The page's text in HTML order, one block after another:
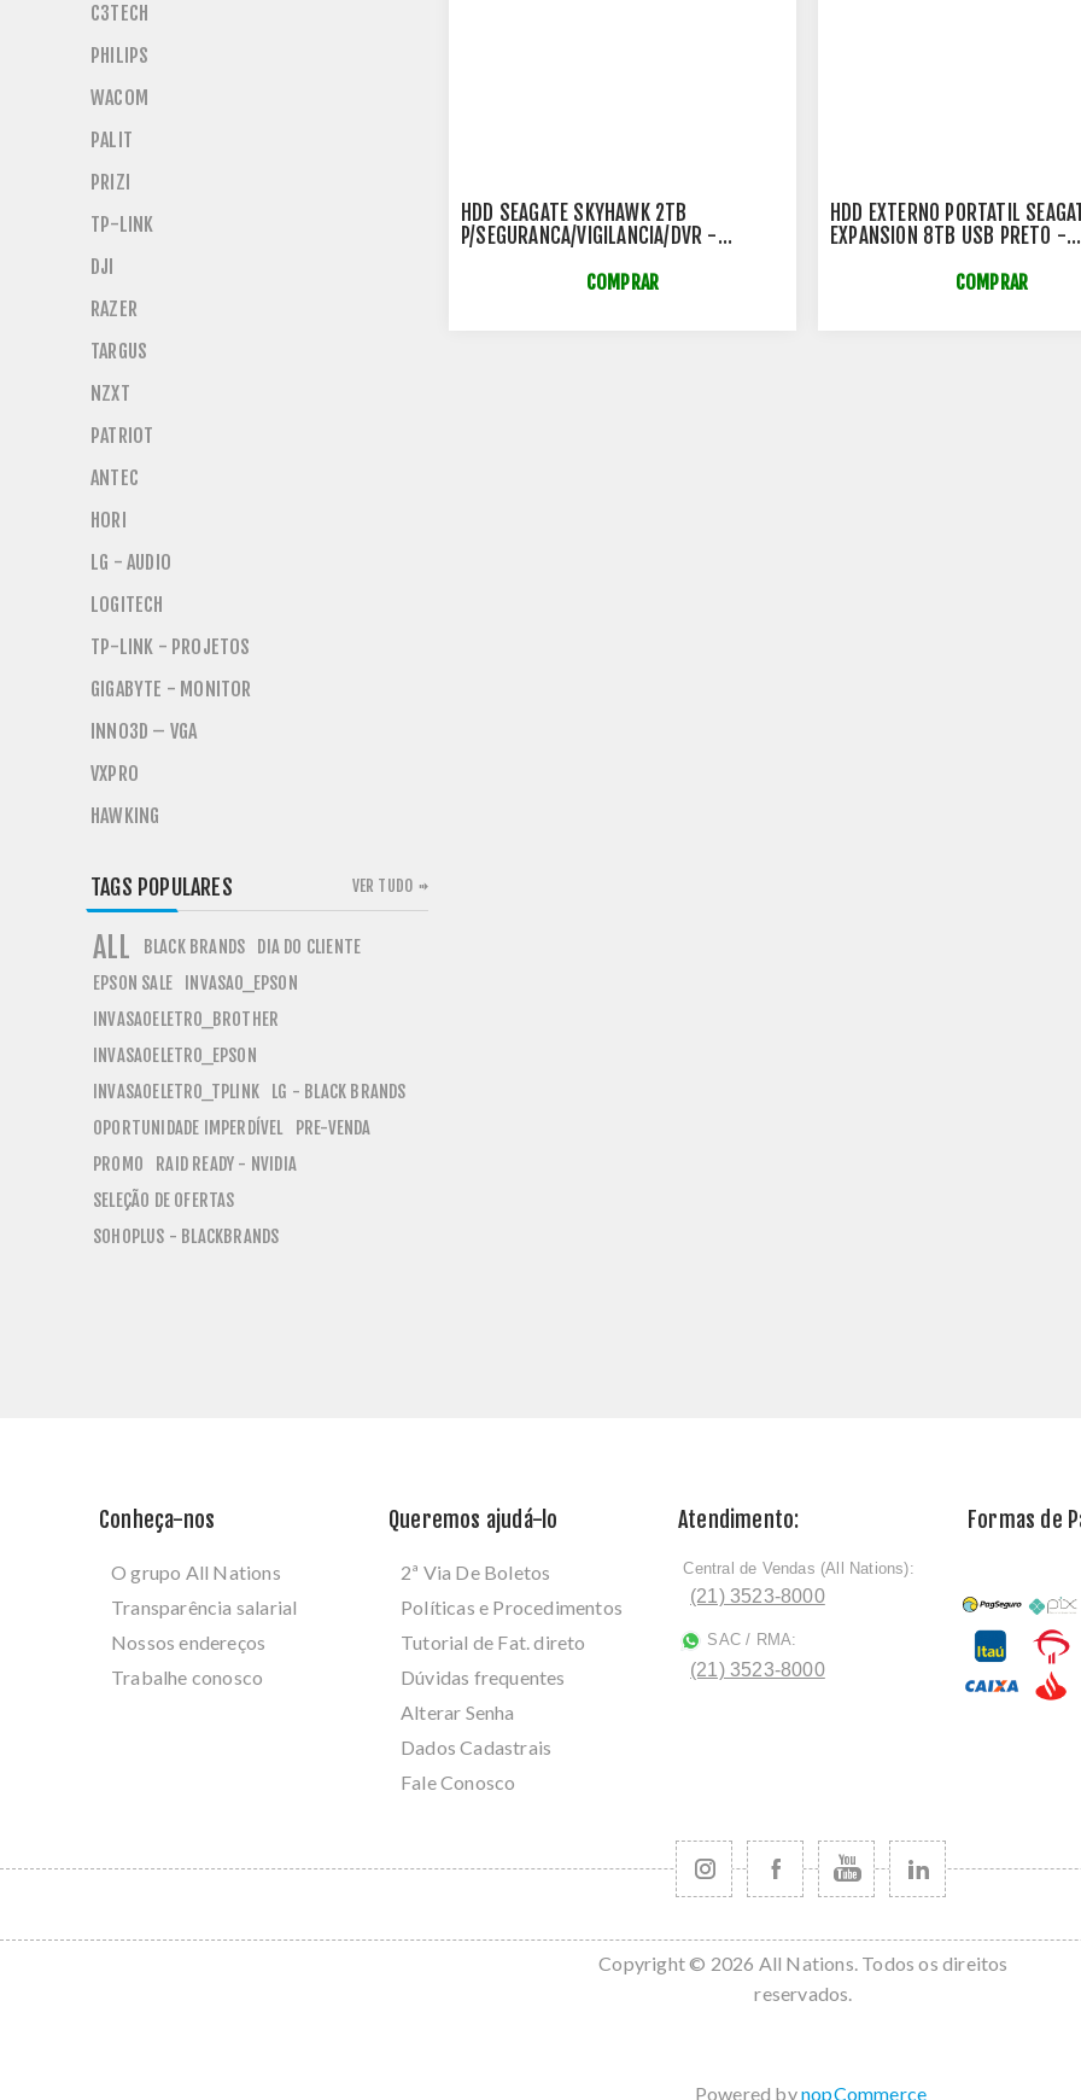
HDD SEAGATE SKYHAWK 2TB
P/SEGURANCA/VIGILANCIA/DVR -
COMPRAR
HDD EXTERNO PORTATIL
EXPANSION 8TB USB PRETO -
COMPRAR
C3TECH
PHILIPS
WACOM
PALIT
PRIZI
TP-LINK
DJI
RAZER
TARGUS
NZXT
PATRIOT
ANTEC
HORI
LG - AUDIO
LOGITECH
TP-LINK - PROJETOS
GIGABYTE - MONITOR
INNO3D – VGA
VXPRO
HAWKING
TAGS POPULARES
ALL BLACK BRANDS DIA DO CLIENTE
EPSON SALE INVASAO_EPSON
INVASAOELETRO_BROTHER
INVASAOELETRO_EPSON
INVASAOELETRO_TPLINK LG - BLACK BRANDS
OPORTUNIDADE IMPERDÍVEL PRE-VENDA
PROMO
RAID READY - NVIDIA
SELEÇÃO DE OFERTAS
SOHOPLUS - BLACKBRANDS
VER TUDO
Conheça-nos
O grupo All Nations
Transparência salarial
Nossos endereços
Trabalhe conosco
Queremos ajudá-lo
2ª Via De Boletos
Políticas e Procedimentos
Tutorial de Fat. direto
Dúvidas frequentes
Alterar Senha
Dados Cadastrais
Fale Conosco
Atendimento:
ﾠCentral de Vendas (All Nations):
(21) 3523-8000
SAC / RMA:
(21) 3523-8000
Formas de
Copyright © 2026 All Nations. Todos os direitos
reservados.
Powered bynopCommerce